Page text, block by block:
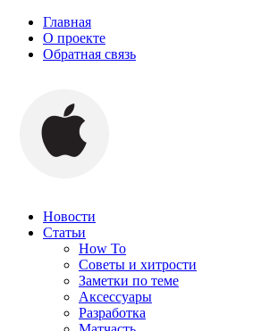
Главная
О проекте
Обратная связь
Новости
Статьи
How To
Советы и хитрости
Заметки по теме
Аксессуары
Разработка